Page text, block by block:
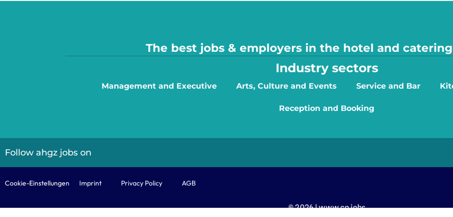
The best jobs & employers in the hotel and
Industry sectors
Management and Executive Arts, Culture and Events Service and Bar
Reception and Booking
Follow ahgz jobs on
Cookie-Einstellungen Imprint Privacy Policy AGB
© 2026 | www.cp.jobs